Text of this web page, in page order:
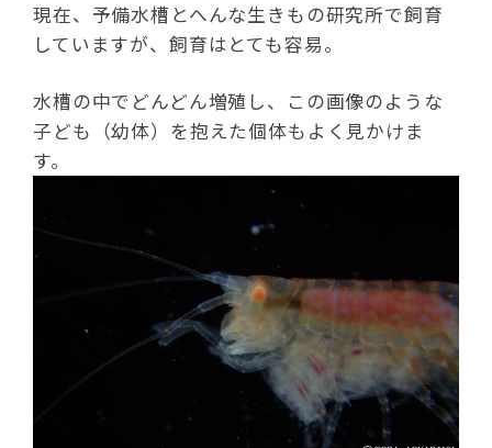
現在、予備水槽とへんな生きもの研究所で飼育
していますが、飼育はとても容易。
水槽の中でどんどん増殖し、この画像のような
子ども（幼体）を抱えた個体もよく見かけま
す。